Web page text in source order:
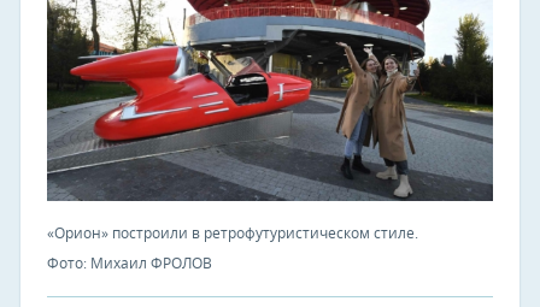
«Орион» построили в ретрофутуристическом стиле.
Фото: Михаил ФРОЛОВ